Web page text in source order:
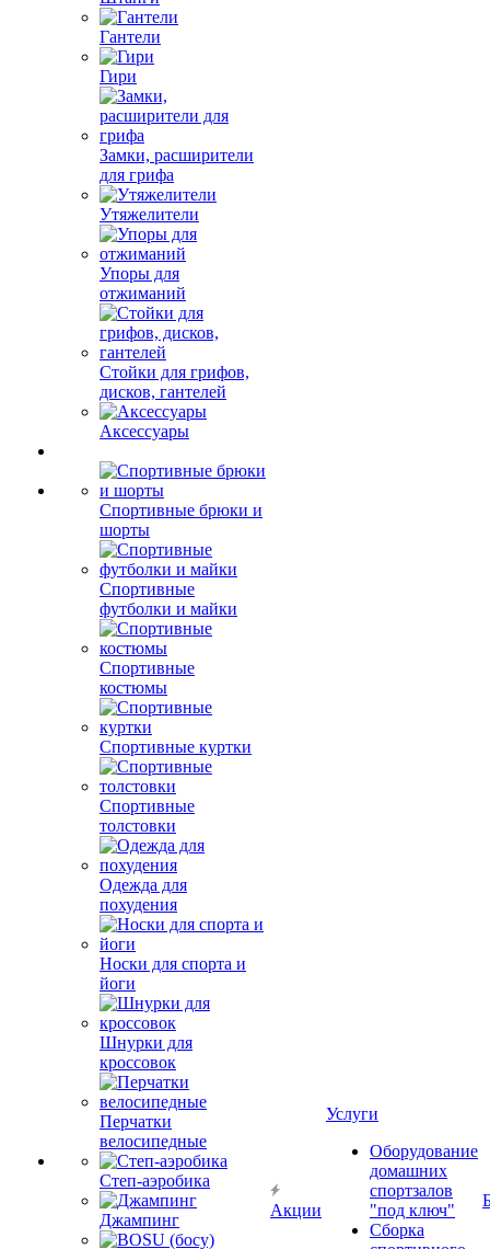
Гантели
Гири
Замки, расширители
для грифа
Утяжелители
Упоры для
отжиманий
Стойки для грифов,
дисков, гантелей
Аксессуары
Спортивные брюки и
шорты
Спортивные
футболки и майки
Спортивные
костюмы
Спортивные куртки
Спортивные
толстовки
Одежда для
похудения
Носки для спорта и
йоги
Шнурки для
кроссовок
Перчатки
велосипедные
Степ-аэробика
Джампинг
Акции
Услуги
Оборудование
домашних
спортзалов
"под ключ"
Сборка